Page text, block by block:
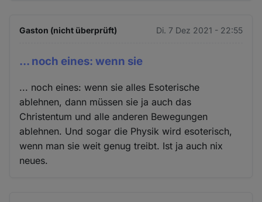
Gaston (nicht überprüft) Di. 7 Dez 2021 - 22:55
... noch eines: wenn sie
... noch eines: wenn sie alles Esoterische
ablehnen, dann müssen sie ja auch das
Christentum und alle anderen Bewegungen
ablehnen. Und sogar die Physik wird esoterisch,
wenn man sie weit genug treibt. Ist ja auch nix
neues.